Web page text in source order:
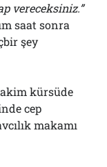
vereceksiniz.”
saat sonra
şey
kürsüde
cep
makamı